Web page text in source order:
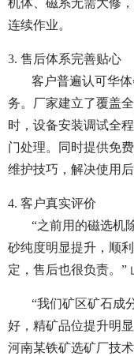
机体、磁系无需大修
连续作业。
3. 售后体系完善贴心
客户普遍认可华
务。厂家建立了覆盖
时，设备安装调试全
门处理。同时提供免
维护技巧，解决使用后
4. 客户真实评价
“之前用的磁选机
砂纯度明显提升，顺
定，售后也很负责。”
“我们矿区矿石成
好，精矿品位提升明
河南某铁矿选矿厂技术